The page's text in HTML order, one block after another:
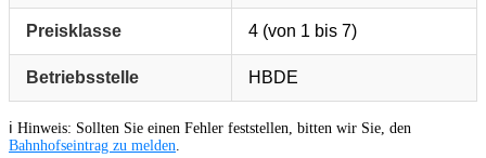
Preisklasse 4 (von 1 bis 7)
Betriebsstelle HBDE
ℹ️ Hinweis: Sollten Sie einen Fehler feststellen, bitten wir Sie, den
Bahnhofseintrag zu melden